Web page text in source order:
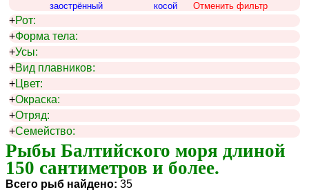
заострённый косой Отменить фильтр
+Рот:
+Форма тела:
+Усы:
+Вид плавников:
+Цвет:
+Окраска:
+Отряд:
+Семейство:
Рыбы Балтийского моря длиной
150 сантиметров и более.
Всего рыб найдено: 35